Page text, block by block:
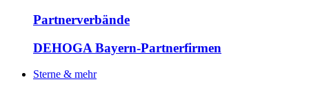
Partnerverbände
DEHOGA Bayern-Partnerfirmen
Sterne & mehr